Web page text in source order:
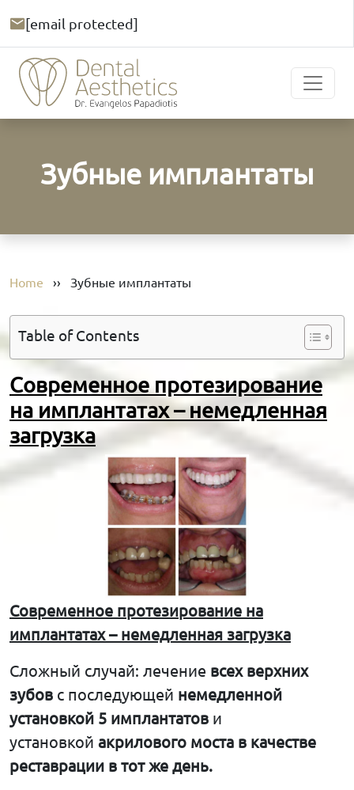
[email protected]
Зубные имплантаты
Home ›› Зубные имплантаты
Table of Contents
Современное протезирование
на имплантатах – немедленная
загрузка
Современное протезирование на
имплантатах – немедленная загрузка
Сложный случай: лечение всех верхних
зубов с последующей немедленной
установкой 5 имплантатов и
установкой акрилового моста в качестве
реставрации в тот же день.